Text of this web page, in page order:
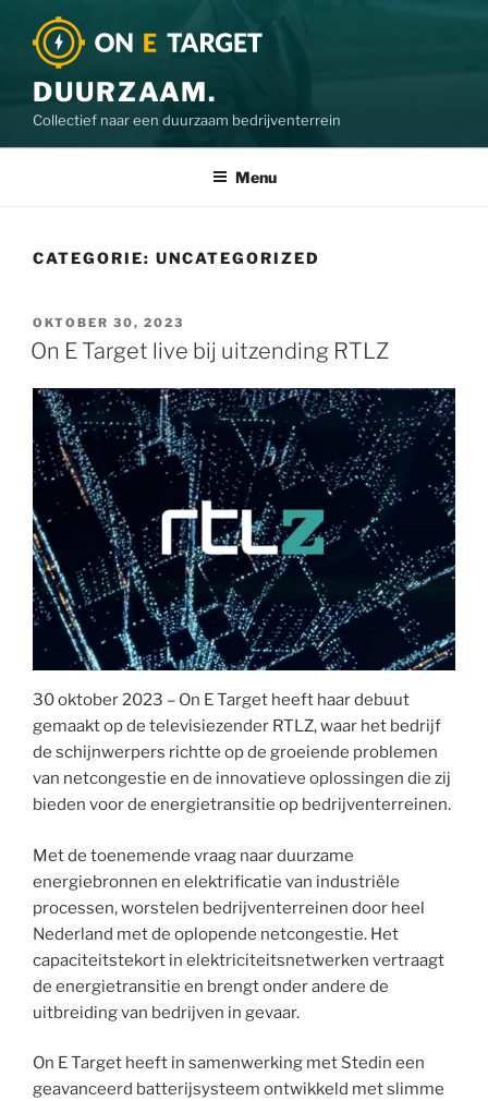
DUURZAAM.
Collectief naar een duurzaam bedrijventerrein
Menu
CATEGORIE: UNCATEGORIZED
OKTOBER 30, 2023
On E Target live bij uitzending RTLZ
30 oktober 2023 – On E Target heeft haar debuut
gemaakt op de televisiezender RTLZ, waar het bedrijf
de schijnwerpers richtte op de groeiende problemen
van netcongestie en de innovatieve oplossingen die zij
bieden voor de energietransitie op bedrijventerreinen.
Met de toenemende vraag naar duurzame
energiebronnen en elektrificatie van industriële
processen, worstelen bedrijventerreinen door heel
Nederland met de oplopende netcongestie. Het
capaciteitstekort in elektriciteitsnetwerken vertraagt
de energietransitie en brengt onder andere de
uitbreiding van bedrijven in gevaar.
On E Target heeft in samenwerking met Stedin een
geavanceerd batterijsysteem ontwikkeld met slimme